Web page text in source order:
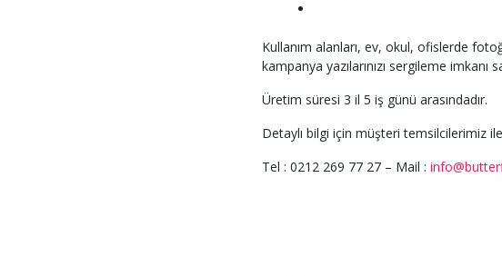
Kullanım alanları, ev, okul, ofislerde
kampanya yazılarınızı sergileme imkanı
Üretim süresi 3 il 5 iş günü arasındadır.
Detaylı bilgi için müşteri temsilcilerimiz
Tel : 0212 269 77 27 – Mail :